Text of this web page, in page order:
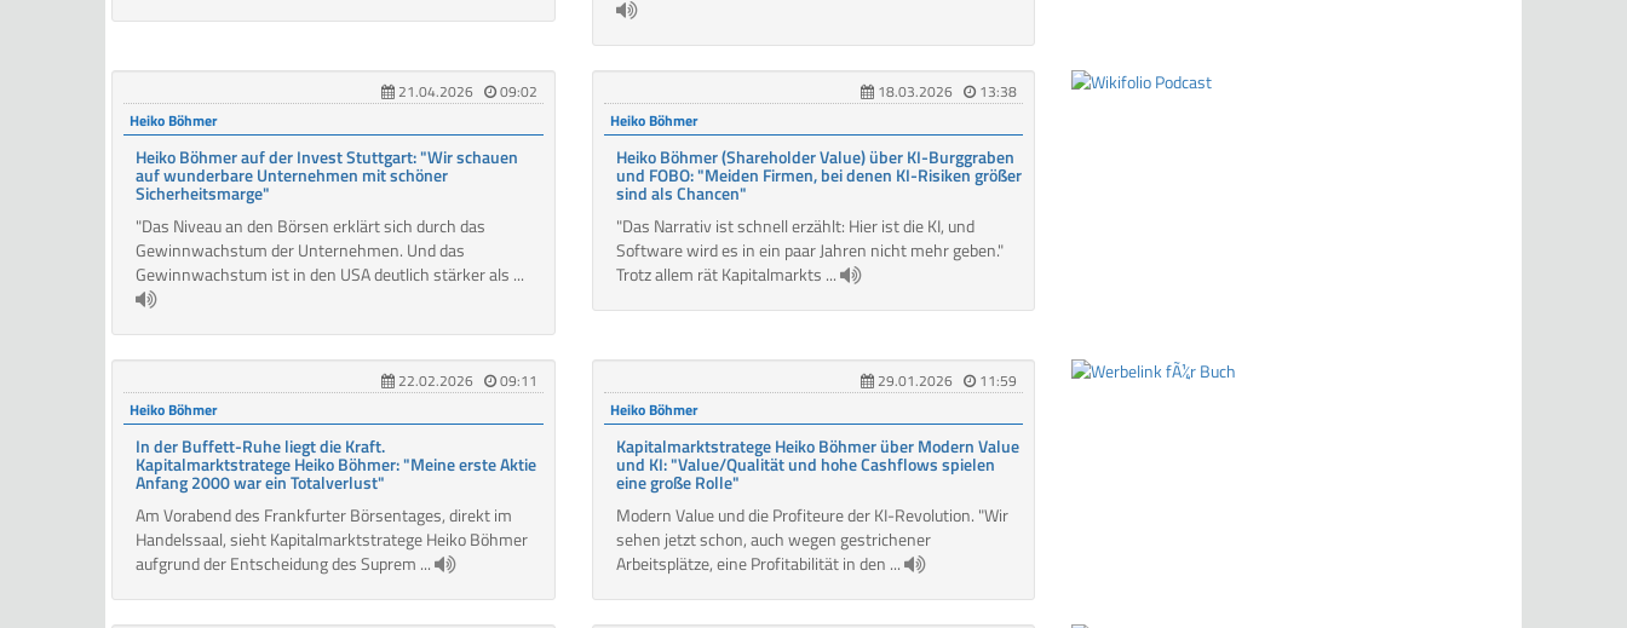
21.04.2026
09:02
Heiko Böhmer
Heiko Böhmer auf der Invest Stuttgart: "Wir schauen
auf wunderbare Unternehmen mit schöner
Sicherheitsmarge"
"Das Niveau an den Börsen erklärt sich durch das
Gewinnwachstum der Unternehmen. Und das
Gewinnwachstum ist in den USA deutlich stärker als ...
18.03.2026
13:38
Heiko Böhmer
Heiko Böhmer (Shareholder Value) über KI-Burggraben
und FOBO: "Meiden Firmen, bei denen KI-Risiken größer
sind als Chancen"
"Das Narrativ ist schnell erzählt: Hier ist die KI, und
Software wird es in ein paar Jahren nicht mehr geben."
Trotz allem rät Kapitalmarkts ...
22.02.2026
09:11
Heiko Böhmer
In der Buffett-Ruhe liegt die Kraft.
Kapitalmarktstratege Heiko Böhmer: "Meine erste Aktie
Anfang 2000 war ein Totalverlust"
Am Vorabend des Frankfurter Börsentages, direkt im
Handelssaal, sieht Kapitalmarktstratege Heiko Böhmer
aufgrund der Entscheidung des Suprem ...
29.01.2026
11:59
Heiko Böhmer
Kapitalmarktstratege Heiko Böhmer über Modern Value
und KI: "Value/Qualität und hohe Cashflows spielen
eine große Rolle"
Modern Value und die Profiteure der KI-Revolution. "Wir
sehen jetzt schon, auch wegen gestrichener
Arbeitsplätze, eine Profitabilität in den ...